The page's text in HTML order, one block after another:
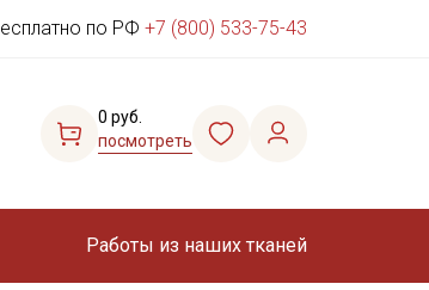
по РФ +7 (800) 533-75-43
0 руб.
посмотреть
Работы из наших тканей